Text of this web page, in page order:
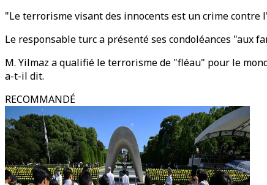
"Le terrorisme visant des innocents est un crime
Le responsable turc a présenté ses condoléances "aux
M. Yilmaz a qualifié le terrorisme de "fléau" pour le
a-t-il dit.
RECOMMANDÉ